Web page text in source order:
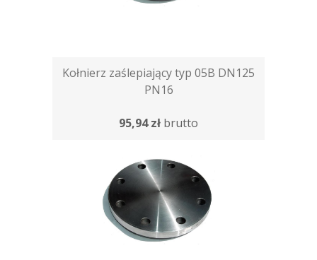
Kołnierz zaślepiający typ 05B DN125
PN16
95,94 zł brutto